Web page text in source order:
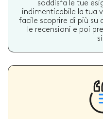
soddisfa le tue
indimenticabile la tua
facile scoprire di più su
le recensioni e poi